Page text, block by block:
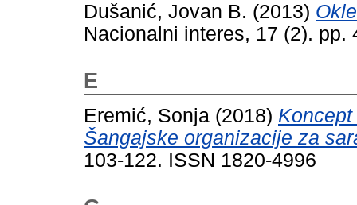
Dušanić, Jovan B. (2013)
Nacionalni interes, 17 (2). pp.
E
Eremić, Sonja (2018)
Šangajske organizacije za
103-122. ISSN 1820-4996